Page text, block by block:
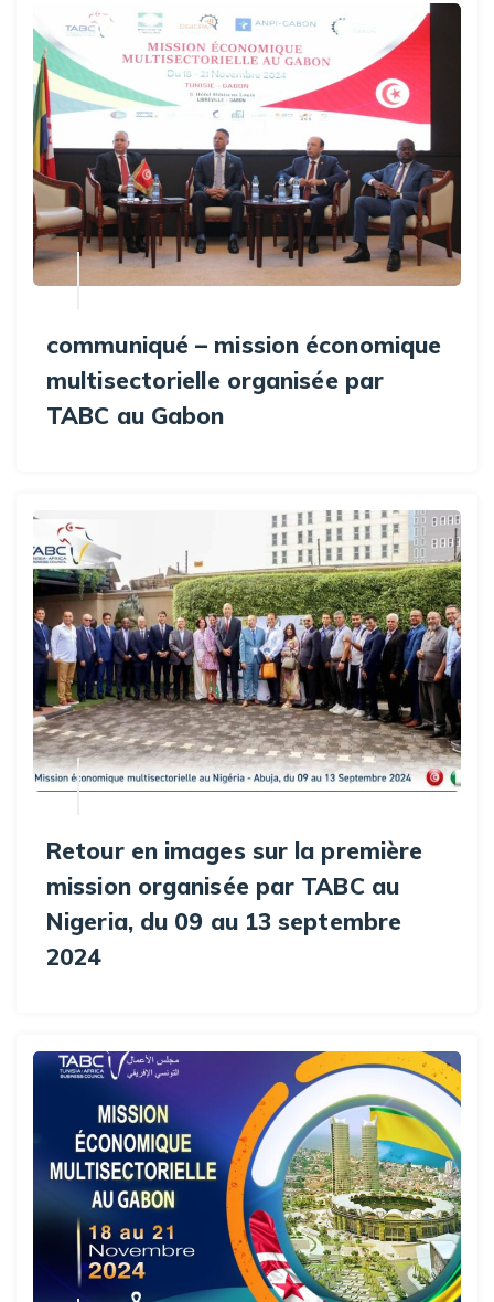
communiqué – mission économique
multisectorielle organisée par
TABC au Gabon
Retour en images sur la première
mission organisée par TABC au
Nigeria, du 09 au 13 septembre
2024